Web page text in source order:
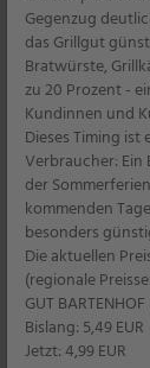
je 3 l
1 l =
Gegenzug
das Grillgut
Bratwürste,
zu 20 Prozent -
Kundinnen und
Dieses Timing
Verbraucher: Ein
der
kommenden
besonders
Die aktuellen
(regionale
GUT
Bislang: 5,49 EUR
Jetzt: 4,99 EUR